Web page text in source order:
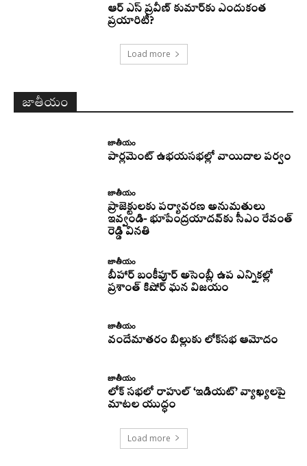
ఆర్ ఎస్ ప్రవీణ్ కుమార్‌కు ఎందుకంత
ప్రయారిటీ?
Load more
జాతీయం
జాతీయం
పార్లమెంట్ ఉభయసభల్లో వాయిదాల పర్వం
జాతీయం
ప్రాజెక్టులకు పర్యావరణ అనుమతులు
ఇవ్వండి- భూపేంద్రయాదవ్‌కు సీఎం రేవంత్‌
రెడ్డి వినతి
జాతీయం
బీహార్ బంకీపూర్ అసెంబ్లీ ఉప ఎన్నికల్లో
ప్రశాంత్ కిషోర్ ఘన విజయం
జాతీయం
వందేమాతరం బిల్లుకు లోక్‌సభ ఆమోదం
జాతీయం
లోక్ సభలో రాహుల్ ‘ఇడియట్’ వ్యాఖ్యలపై
మాటల యుద్ధం
Load more